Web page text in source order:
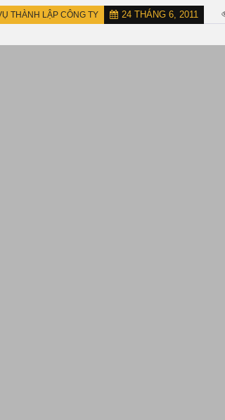
THÀNH LẬP CÔNG TY 24 THÁNG 6, 2011